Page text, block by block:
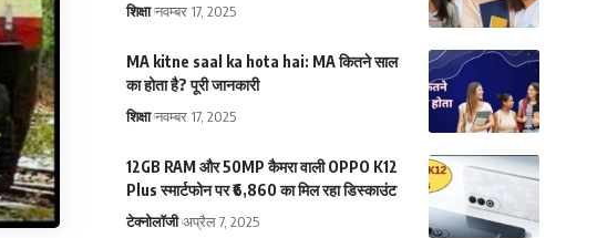
शिक्षा नवम्बर 17, 2025
MA kitne saal ka hota hai: MA कितने साल
का होता है? पूरी जानकारी
शिक्षा नवम्बर 17, 2025
12GB RAM और 50MP कैमरा वाली OPPO K12
Plus स्मार्टफोन पर ₹6,860 का मिल रहा डिस्काउंट
टेक्नोलॉजी अप्रैल 7, 2025